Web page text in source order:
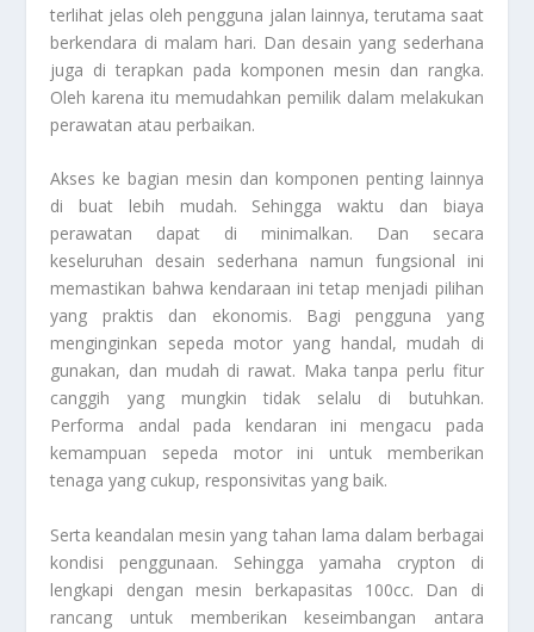
terlihat jelas oleh pengguna jalan lainnya, terutama saat
berkendara di malam hari. Dan desain yang sederhana
juga di terapkan pada komponen mesin dan rangka.
Oleh karena itu memudahkan pemilik dalam melakukan
perawatan atau perbaikan.
Akses ke bagian mesin dan komponen penting lainnya
di buat lebih mudah. Sehingga waktu dan biaya
perawatan dapat di minimalkan. Dan secara
keseluruhan desain sederhana namun fungsional ini
memastikan bahwa kendaraan ini tetap menjadi pilihan
yang praktis dan ekonomis. Bagi pengguna yang
menginginkan sepeda motor yang handal, mudah di
gunakan, dan mudah di rawat. Maka tanpa perlu fitur
canggih yang mungkin tidak selalu di butuhkan.
Performa andal pada kendaran ini mengacu pada
kemampuan sepeda motor ini untuk memberikan
tenaga yang cukup, responsivitas yang baik.
Serta keandalan mesin yang tahan lama dalam berbagai
kondisi penggunaan. Sehingga yamaha crypton di
lengkapi dengan mesin berkapasitas 100cc. Dan di
rancang untuk memberikan keseimbangan antara